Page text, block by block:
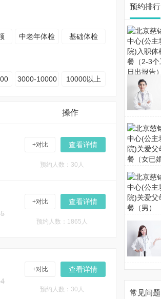
中老年体检 基础体检
3000-10000 10000以上
操作
+对比 查看详情
预约人数：30人
+对比 查看详情
预约人数：1865人
+对比 查看详情
预约人数：30人
预约排行
常见问题